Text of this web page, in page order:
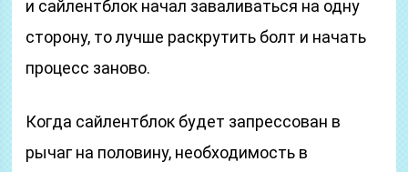
и сайлентблок начал заваливаться на одну
сторону, то лучше раскрутить болт и начать
процесс заново.
Когда сайлентблок будет запрессован в
рычаг на половину, необходимость в